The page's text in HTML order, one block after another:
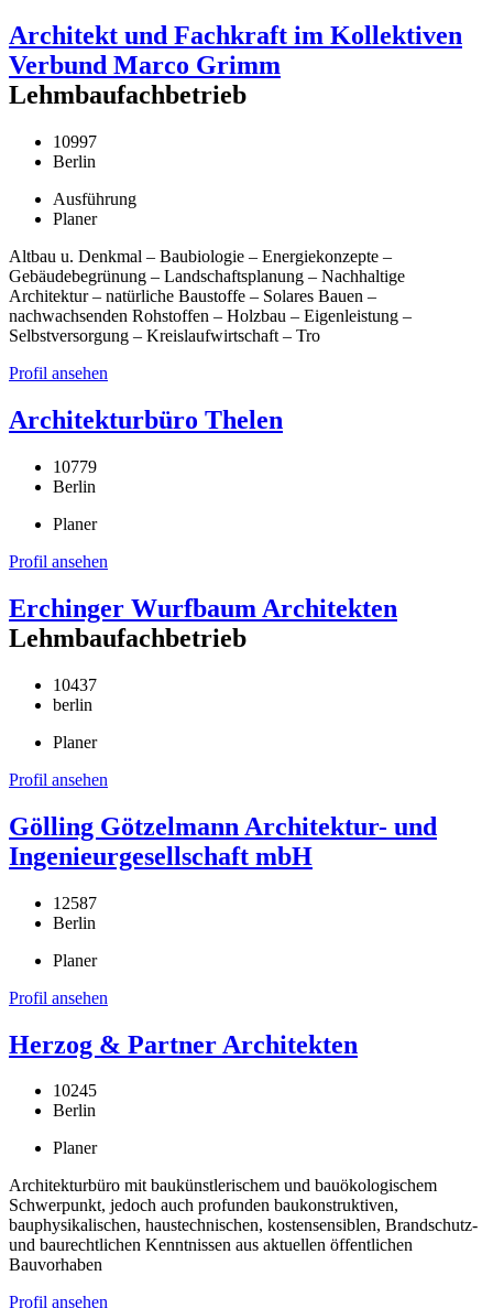
Architekt und Fachkraft im Kollektiven
Verbund Marco Grimm
Lehmbaufachbetrieb
10997
Berlin
Ausführung
Planer
Altbau u. Denkmal – Baubiologie – Energiekonzepte –
Gebäudebegrünung – Landschaftsplanung – Nachhaltige
Architektur – natürliche Baustoffe – Solares Bauen –
nachwachsenden Rohstoffen – Holzbau – Eigenleistung –
Selbstversorgung – Kreislaufwirtschaft – Tro
Profil ansehen
Architekturbüro Thelen
10779
Berlin
Planer
Profil ansehen
Erchinger Wurfbaum Architekten
Lehmbaufachbetrieb
10437
berlin
Planer
Profil ansehen
Gölling Götzelmann Architektur- und
Ingenieurgesellschaft mbH
12587
Berlin
Planer
Profil ansehen
Herzog & Partner Architekten
10245
Berlin
Planer
Architekturbüro mit baukünstlerischem und bauökologischem
Schwerpunkt, jedoch auch profunden baukonstruktiven,
bauphysikalischen, haustechnischen, kostensensiblen, Brandschutz-
und baurechtlichen Kenntnissen aus aktuellen öffentlichen
Bauvorhaben
Profil ansehen